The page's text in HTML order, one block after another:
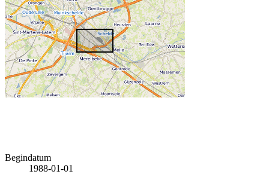
Begindatum
1988-01-01